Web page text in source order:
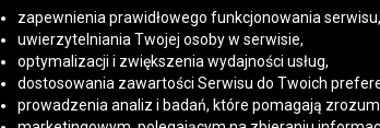
Akt o usługach cyfrowych(DSA)
Dostępność cyfrowa
zapewnienia prawidłowego funkcjonowania serwisu,
uwierzytelniania Twojej osoby w serwisie,
optymalizacji i zwiększenia wydajności usług,
dostosowania zawartości Serwisu do Twoich
prowadzenia analiz i badań, które pomagają